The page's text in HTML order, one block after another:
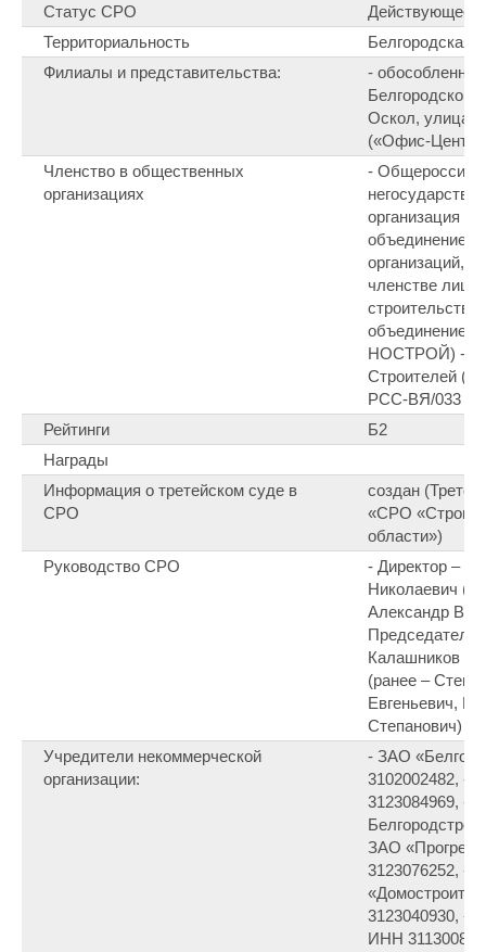
Статус СРО
Действующее
Территориальность
Белгородская
Филиалы и представительства:
-
Белгородской
Оскол, улица
(«Офис-
Членство в общественных
организациях
-
организация
объединение
организаций,
членстве лиц,
объединение
НОСТРОЙ) -
Строителей
РСС-ВЯ/033 от
Рейтинги
Б2
Награды
Информация о третейском суде в
СРО
создан
«СРО
области»)
Руководство СРО
- Директор –
Николаевич
Александр
Председатель
Калашников
(ранее –
Евгеньевич,
Степанович)
Учредители некоммерческой
организации:
- ЗАО
3102002482, -
3123084969, -
ЗАО
3123076252, -
3123040930, -
ИНН